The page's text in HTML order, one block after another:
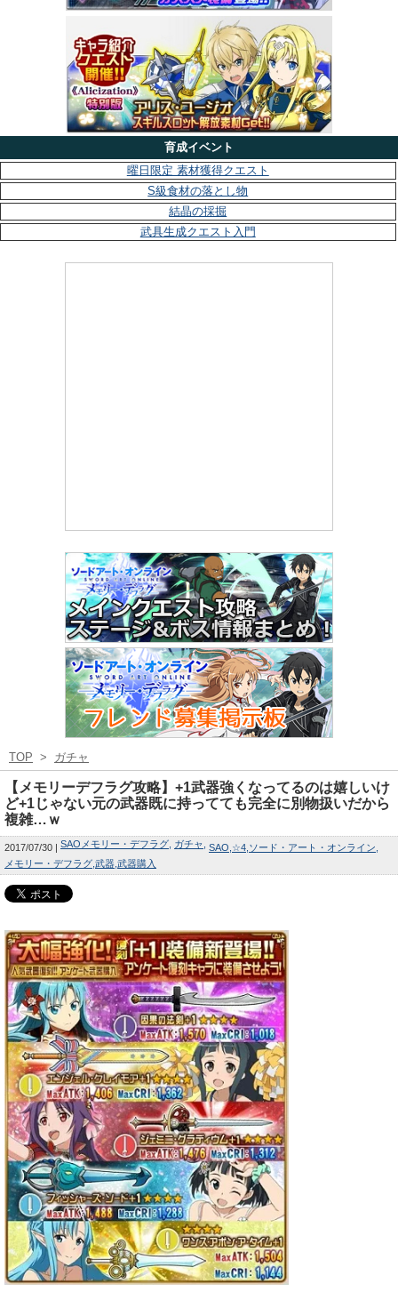
育成イベント
曜日限定 素材獲得クエスト
S級食材の落とし物
結晶の採掘
武具生成クエスト入門
TOP > ガチャ
【メモリーデフラグ攻略】+1武器強くなってるのは嬉しいけ
ど+1じゃない元の武器既に持ってても完全に別物扱いだから
複雑…ｗ
2017/07/30 SAOメモリー・デフラグ ガチャ SAO ☆4 ソード・アート・オンライン
メモリー・デフラグ 武器 武器購入